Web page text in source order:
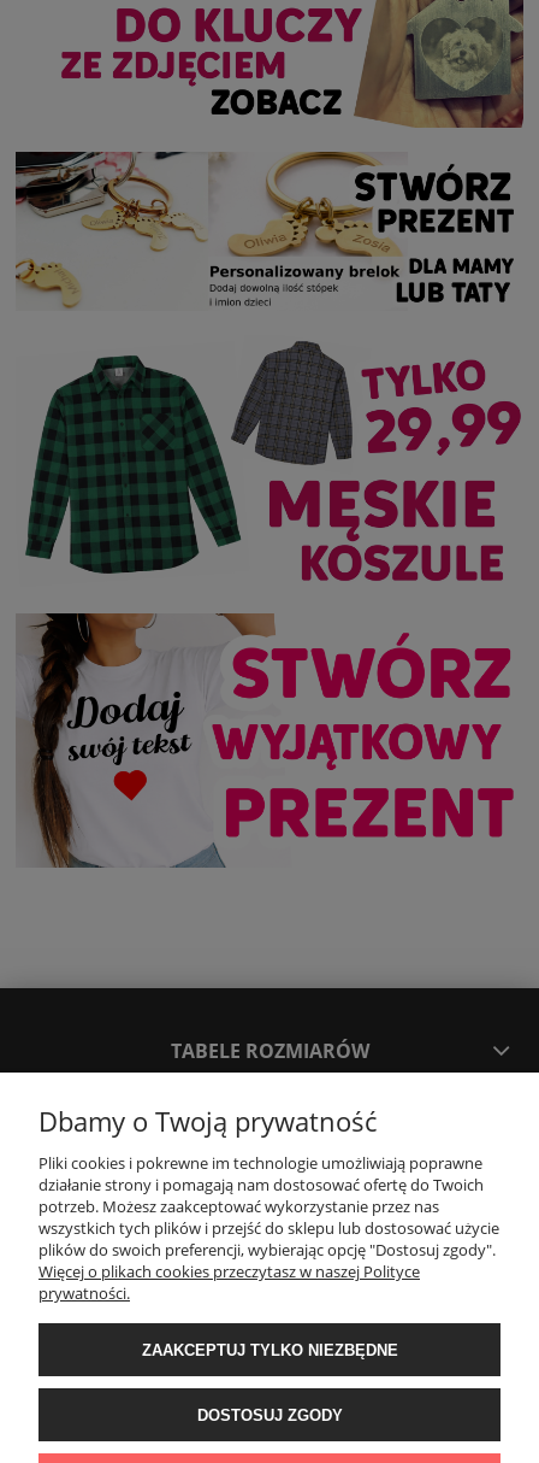
TABELE ROZMIARÓW
SPOSOBY PŁATNOŚCI ORAZ CZAS I KOSZTY DOSTAWY
KONTAKT
WYMIANA / ZWROTY / REKLAMACJE
REGULAMINY
Timeforf| ul. SOŁTYKA TADEUSZA 16C /SEGMENT NUMER 6 | 39-
Dbamy o Twoją prywatność
Pliki cookies i pokrewne im technologie umożliwiają poprawne
działanie strony i pomagają nam dostosować ofertę do Twoich
potrzeb. Możesz zaakceptować wykorzystanie przez nas
wszystkich tych plików i przejść do sklepu lub dostosować użycie
plików do swoich preferencji, wybierając opcję "Dostosuj zgody".
Więcej o plikach cookies przeczytasz w naszej Polityce
prywatności.
ZAAKCEPTUJ TYLKO NIEZBĘDNE
DOSTOSUJ ZGODY